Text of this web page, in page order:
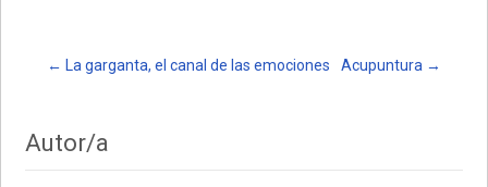
p
o
tir
Post
navigation
← La garganta, el canal de las emociones Acupuntura →
Autor/a